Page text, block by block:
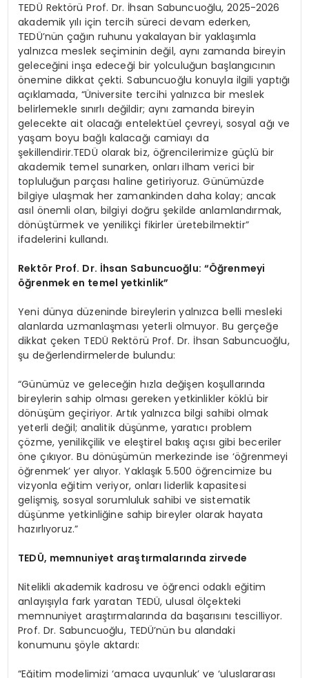
TEDÜ Rektörü Prof. Dr. İhsan Sabuncuoğlu, 2025-2026
akademik yılı için tercih süreci devam ederken,
TEDÜ’nün çağın ruhunu yakalayan bir yaklaşımla
yalnızca meslek seçiminin değil, aynı zamanda bireyin
geleceğini inşa edeceği bir yolculuğun başlangıcının
önemine dikkat çekti. Sabuncuoğlu konuyla ilgili yaptığı
açıklamada, “Üniversite tercihi yalnızca bir meslek
belirlemekle sınırlı değildir; aynı zamanda bireyin
gelecekte ait olacağı entelektüel çevreyi, sosyal ağı ve
yaşam boyu bağlı kalacağı camiayı da
şekillendirir.TEDÜ olarak biz, öğrencilerimize güçlü bir
akademik temel sunarken, onları ilham verici bir
topluluğun parçası haline getiriyoruz. Günümüzde
bilgiye ulaşmak her zamankinden daha kolay; ancak
asıl önemli olan, bilgiyi doğru şekilde anlamlandırmak,
dönüştürmek ve yenilikçi fikirler üretebilmektir”
ifadelerini kullandı.
Rektör Prof. Dr. İhsan Sabuncuoğlu: “Öğrenmeyi
öğrenmek en temel yetkinlik”
Yeni dünya düzeninde bireylerin yalnızca belli mesleki
alanlarda uzmanlaşması yeterli olmuyor. Bu gerçeğe
dikkat çeken TEDÜ Rektörü Prof. Dr. İhsan Sabuncuoğlu,
şu değerlendirmelerde bulundu:
“Günümüz ve geleceğin hızla değişen koşullarında
bireylerin sahip olması gereken yetkinlikler köklü bir
dönüşüm geçiriyor. Artık yalnızca bilgi sahibi olmak
yeterli değil; analitik düşünme, yaratıcı problem
çözme, yenilikçilik ve eleştirel bakış açısı gibi beceriler
öne çıkıyor. Bu dönüşümün merkezinde ise ‘öğrenmeyi
öğrenmek’ yer alıyor. Yaklaşık 5.500 öğrencimize bu
vizyonla eğitim veriyor, onları liderlik kapasitesi
gelişmiş, sosyal sorumluluk sahibi ve sistematik
düşünme yetkinliğine sahip bireyler olarak hayata
hazırlıyoruz.”
TEDÜ, memnuniyet araştırmalarında zirvede
Nitelikli akademik kadrosu ve öğrenci odaklı eğitim
anlayışıyla fark yaratan TEDÜ, ulusal ölçekteki
memnuniyet araştırmalarında da başarısını tescilliyor.
Prof. Dr. Sabuncuoğlu, TEDÜ’nün bu alandaki
konumunu şöyle aktardı:
“Eğitim modelimizi ‘amaca uygunluk’ ve ‘uluslararası